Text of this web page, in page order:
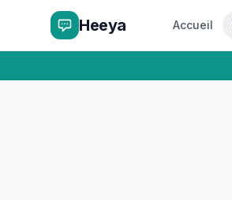
Heeya Accueil